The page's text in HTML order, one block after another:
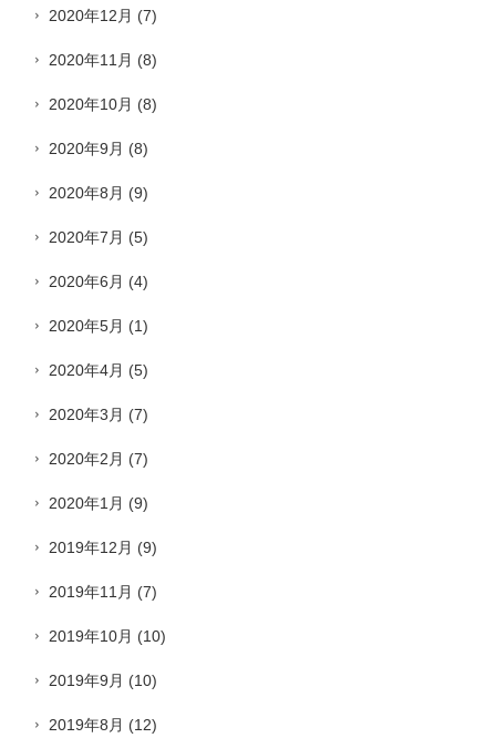
2020年12月 (7)
2020年11月 (8)
2020年10月 (8)
2020年9月 (8)
2020年8月 (9)
2020年7月 (5)
2020年6月 (4)
2020年5月 (1)
2020年4月 (5)
2020年3月 (7)
2020年2月 (7)
2020年1月 (9)
2019年12月 (9)
2019年11月 (7)
2019年10月 (10)
2019年9月 (10)
2019年8月 (12)